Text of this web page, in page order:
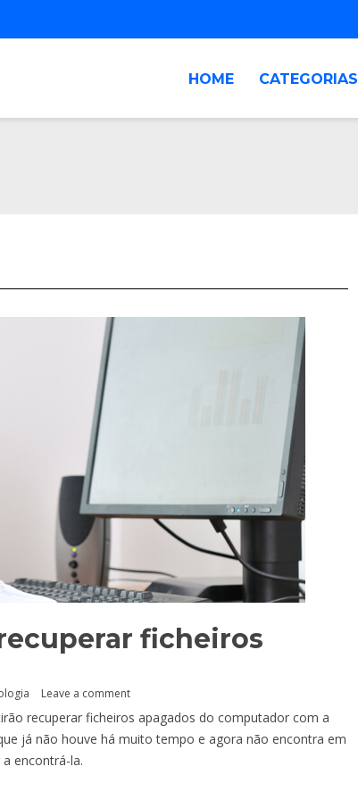
HOME CATEGORIAS
ficheiros
Leave a comment
recuperar ficheiros apagados do computador com a
já não houve há muito tempo e agora não encontra em
encontrá-la.